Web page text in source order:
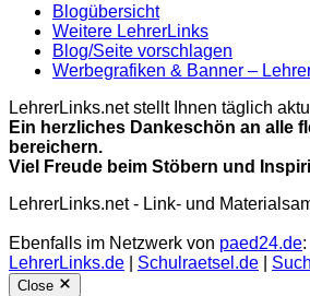
Blogübersicht
Weitere LehrerLinks
Blog/Seite vorschlagen
Werbegrafiken & Banner –
LehrerLinks.net stellt Ihnen täglich
Ein herzliches Dankeschön an alle
bereichern.
Viel Freude beim Stöbern und
LehrerLinks.net - Link- und
Ebenfalls im Netzwerk von paed24.de:
LehrerLinks.de
Schulraetsel.de
Close